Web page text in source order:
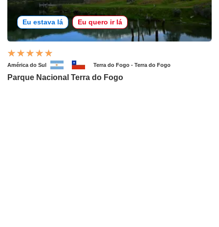
Eu estava lá Eu quero ir lá
América do Sul Terra do Fogo - Terra do Fogo
Parque Nacional Terra do Fogo